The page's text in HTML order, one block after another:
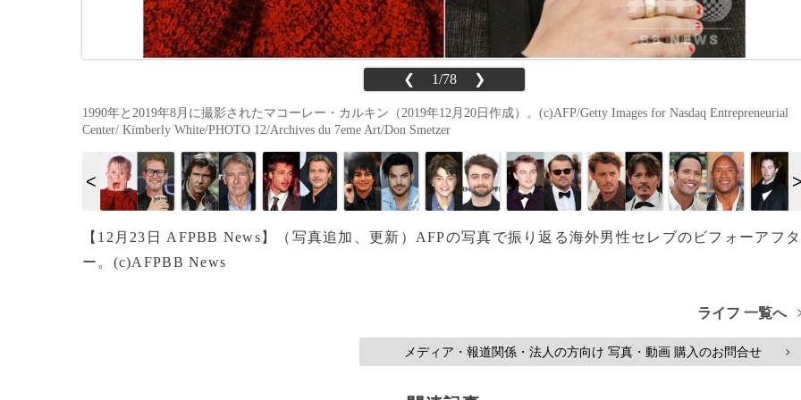
❮ 1/78 ❯
1990年と2019年8月に撮影されたマコーレー・カルキン（2019年12月20日作成）。(c)AFP/Getty Images for Nasdaq Entrepreneurial
Center/ Kimberly White/PHOTO 12/Archives du 7eme Art/Don Smetzer
【12月23日 AFPBB News】（写真追加、更新）AFPの写真で振り返る海外男性セレブのビフォーアフタ
ー。(c)AFPBB News
ライフ 一覧へ
メディア・報道関係・法人の方向け 写真・動画 購入のお問合せ >